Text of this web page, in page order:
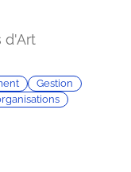
d'Art
Gestion